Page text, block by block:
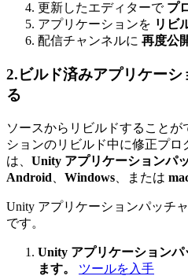
更新したエディターで プ
アプリケーションを リビ
配信チャンネルに 再度公
2.ビルド済みアプリケー
る
ソースからリビルドすること
ションのリビルド中に修正プロ
は、 Unity アプリケーションパ
Android
Windows 、または
Unity アプリケーションパッチ
です。
Unity アプリケーション
ます。
ツールを入手